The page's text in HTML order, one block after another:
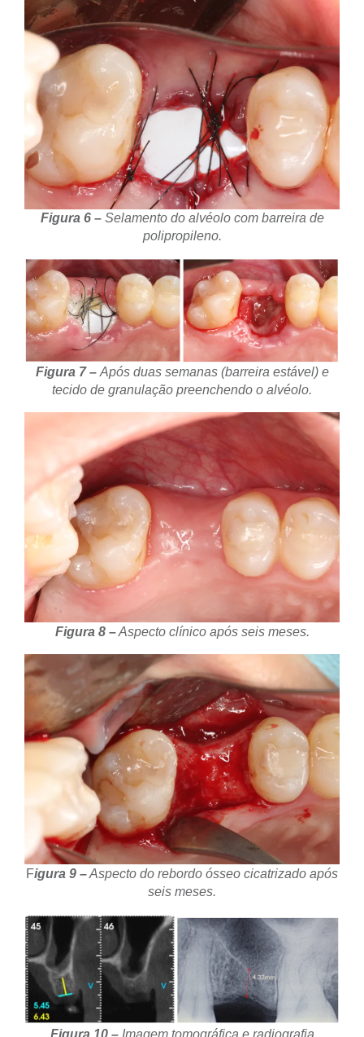
Figura 6 –Selamento do alvéolo com barreira de
polipropileno.
Figura 7 – Após duas semanas (barreira estável) e
tecido de granulação preenchendo o alvéolo.
Figura 8 –Aspecto clínico após seis meses.
Figura 9 –Aspecto do rebordo ósseo cicatrizado após
seis meses.
Figura 10 –Imagem tomográfica e radiografia